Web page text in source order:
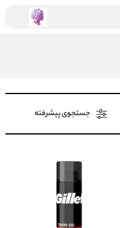
جستجوی پیشرفته